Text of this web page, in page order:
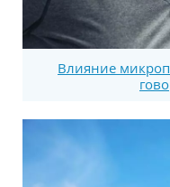
Влияние